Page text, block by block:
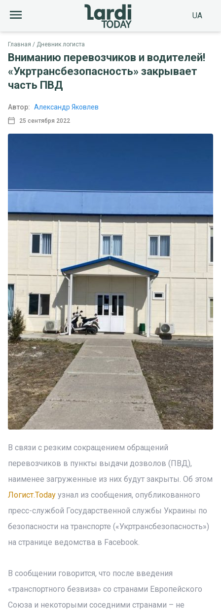
UA
Главная Дневник логиста
Вниманию перевозчиков и водителей!
«Укртрансбезопасность» закрывает
часть ПВД
25 сентября 2022
Автор: Александр Яковлев
В связи с резким сокращением обращений
перевозчиков в пункты выдачи дозволов (ПВД),
наименее загруженные из них будут закрыты. Об этом
Логист.Today узнал из сообщения, опубликованного
пресс-службой Государственной службы Украины по
безопасности на транспорте («Укртрансбезопасность»)
на странице ведомства в Facebook.
В сообщении говорится, что после введения
«транспортного безвиза» со странами Европейского
Союза и некоторыми соседними странами – не